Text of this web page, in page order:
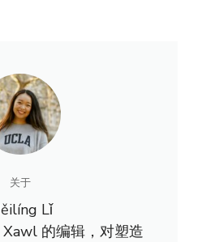
关于
Lǐ
的编辑，对塑造